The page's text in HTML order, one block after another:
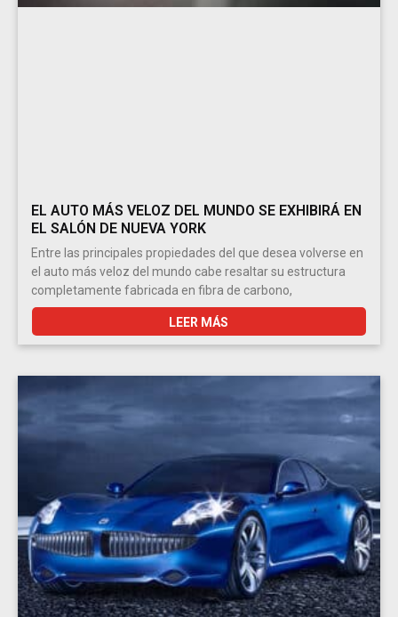
EL AUTO MÁS VELOZ DEL MUNDO SE EXHIBIRÁ EN
EL SALÓN DE NUEVA YORK
Entre las principales propiedades del que desea volverse en
el auto más veloz del mundo cabe resaltar su estructura
completamente fabricada en fibra de carbono,
LEER MÁS